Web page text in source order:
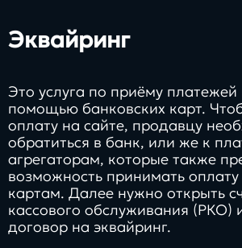
Эквайринг
Это услуга по приёму платежей
помощью банковских карт.
оплату на сайте, продавцу
обратиться в банк, или же к
агрегаторам, которые также
возможность принимать
картам. Далее нужно открыть
кассового обслуживания (РКО)
договор на эквайринг.